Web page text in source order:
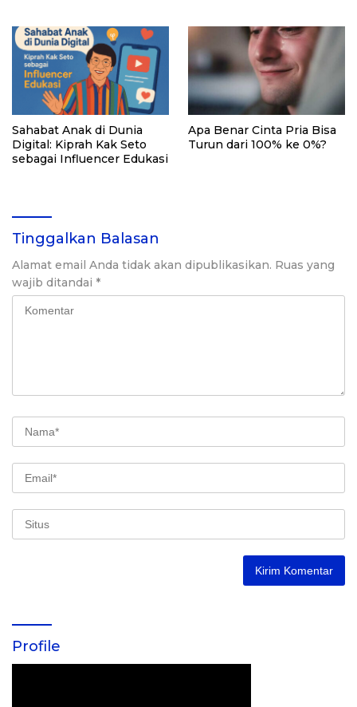
Sahabat Anak di Dunia
Digital: Kiprah Kak Seto
sebagai Influencer Edukasi
Apa Benar Cinta Pria Bisa
Turun dari 100% ke 0%?
Tinggalkan Balasan
Alamat email Anda tidak akan dipublikasikan. Ruas yang
wajib ditandai *
Profile